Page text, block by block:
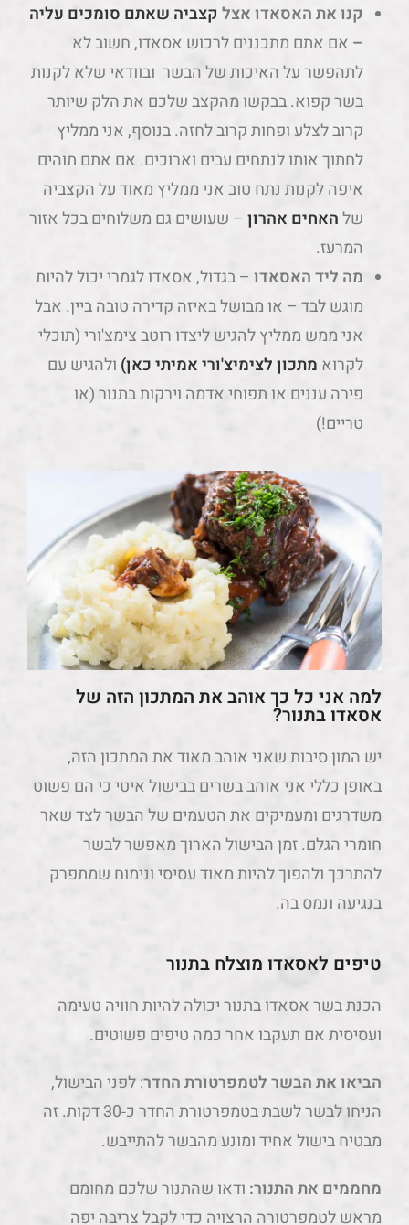
קנו את האסאדו אצל קצביה שאתם סומכים עליה
– אם אתם מתכננים לרכוש אסאדו, חשוב לא
לתהפשר על האיכות של הבשר ובוודאי שלא לקנות
בשר קפוא. בבקשו מהקצב שלכם את הלק שיותר
קרוב לצלע ופחות קרוב לחזה. בנוסף, אני ממליץ
לחתוך אותו לנתחים עבים וארוכים. אם אתם תוהים
איפה לקנות נתח טוב אני ממליץ מאוד על הקצביה
שלהאחים אהרון – שעושים גם משלוחים בכל אזור
המרעז.
מה ליד האסאדו – בגדול, אסאדו לגמרי יכול להיות
מוגש לבד – או מבושל באיזה קדירה טובה ביין. אבל
אני ממש ממליץ להגיש ליצדו רוטב צימצ'ורי (תוכלי
לקרוא מתכון לצימיצ'ורי אמיתי כאן) ולהגיש עם
פירה עננים או תפוחי אדמה וירקות בתנור (או
טריים!)
למה אני כל כך אוהב את המתכון הזה של
אסאדו בתנור?
יש המון סיבות שאני אוהב מאוד את המתכון הזה,
באופן כללי אני אוהב בשרים בבישול איטי כי הם פשוט
משדרגים ומעמיקים את הטעמים של הבשר לצד שאר
חומרי הגלם. זמן הבישול הארוך מאפשר לבשר
להתרכך ולהפוך להיות מאוד עסיסי ונימוח שמתפרק
בנגיעה ונמס בה.
טיפים לאסאדו מוצלח בתנור
הכנת בשר אסאדו בתנור יכולה להיות חוויה טעימה
ועסיסית אם תעקבו אחר כמה טיפים פשוטים.
הביאו את הבשר לטמפרטורת החדר: לפני הבישול,
הניחו לבשר לשבת בטמפרטורת החדר כ-30 דקות. זה
מבטיח בישול אחיד ומונע מהבשר להתייבש.
מחממים את התנור: ודאו שהתנור שלכם מחומם
מראש לטמפרטורה הרצויה כדי לקבל צריבה יפה